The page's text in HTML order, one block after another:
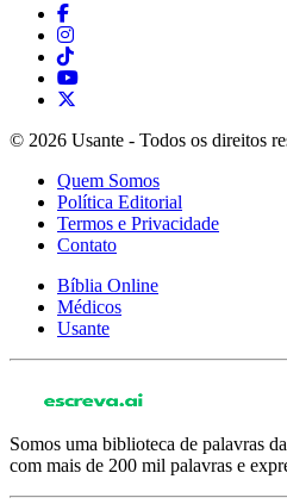
© 2026 Usante - Todos os direitos
Quem Somos
Política Editorial
Termos e Privacidade
Contato
Bíblia Online
Médicos
Usante
Somos uma biblioteca de palavras
com mais de 200 mil palavras e